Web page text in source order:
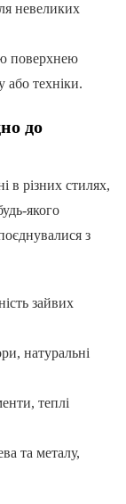
невеликих
поверхнею
або техніки.
до
в різних стилях,
якого
з
зайвих
натуральні
теплі
та металу,